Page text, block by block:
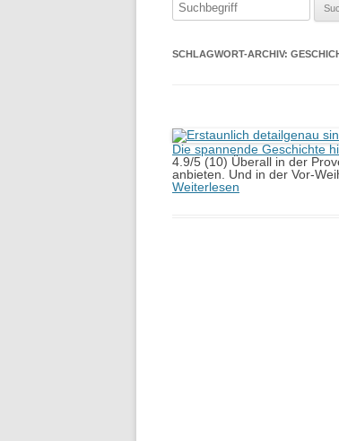
nach:
SCHLAGWORT-ARCHIV:
Die spannende Geschichte
4.9/5 (10) Überall in der
anbieten. Und in der Vor-
Weiterlesen